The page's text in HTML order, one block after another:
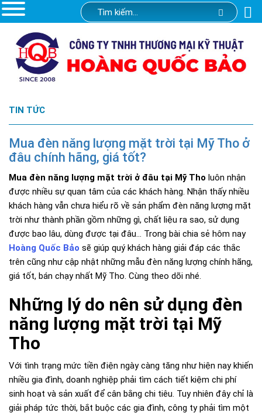
TIN TỨC
Mua đèn năng lượng mặt trời tại Mỹ Tho ở
đâu chính hãng, giá tốt?
Mua đèn năng lượng mặt trời ở đâu tại Mỹ Tho luôn nhận
được nhiều sự quan tâm của các khách hàng. Nhận thấy nhiều
khách hàng vẫn chưa hiểu rõ về sản phẩm đèn năng lượng mặt
trời như thành phần gồm những gì, chất liệu ra sao, sử dụng
được bao lâu, dùng được tại đâu… Trong bài chia sẻ hôm nay
Hoàng Quốc Bảo sẽ giúp quý khách hàng giải đáp các thắc
trên cũng như cập nhật những mẫu đèn năng lượng chính hãng,
giá tốt, bán chạy nhất Mỹ Tho. Cùng theo dõi nhé.
Những lý do nên sử dụng đèn
năng lượng mặt trời tại Mỹ
Tho
Với tình trạng mức tiền điện ngày càng tăng như hiện nay khiến
nhiều gia đình, doanh nghiệp phải tìm cách tiết kiệm chi phí
sinh hoạt và sản xuất để cân bằng chi tiêu. Tuy nhiên đây chỉ là
giải pháp tức thời, bắt buộc các gia đình, công ty phải tìm một